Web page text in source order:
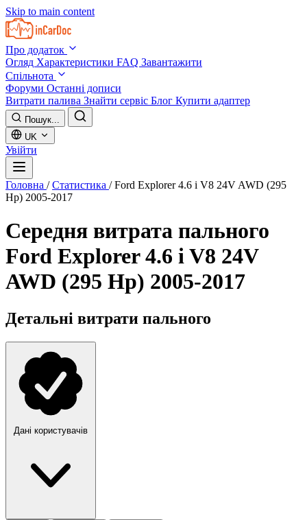
Skip to main content
Про додаток
Огляд Характеристики FAQ Завантажити
Спільнота
Форуми Останні дописи
Витрати палива Знайти сервіс Блог Купити адаптер
Пошук...
UK
Увійти
Головна / Статистика / Ford Explorer 4.6 i V8 24V AWD (295
Hp) 2005-2017
Середня витрата пального
Ford Explorer 4.6 i V8 24V
AWD (295 Hp) 2005-2017
Детальні витрати пального
Дані користувачів